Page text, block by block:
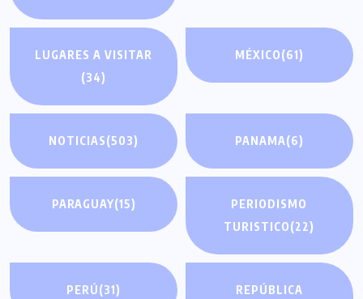
LUGARES A VISITAR
(34)
MÉXICO(61)
NOTICIAS(503) PANAMA(6)
PARAGUAY(15)
PERIODISMO
TURISTICO(22)
PERÚ(31)
REPÚBLICA